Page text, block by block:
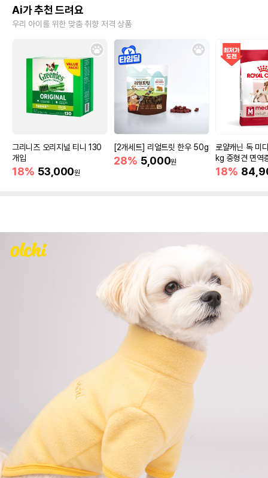
Ai가 추천 드려요
우리 아이를 위한 맞춤 취향 저격 상품
그리니즈 오리지널 티니 130
개입
18% 53,000원
[2개세트] 리얼트릿 한우 50g
28% 5,000원
로얄캐닌 독 미
kg 중형견 면역
18%